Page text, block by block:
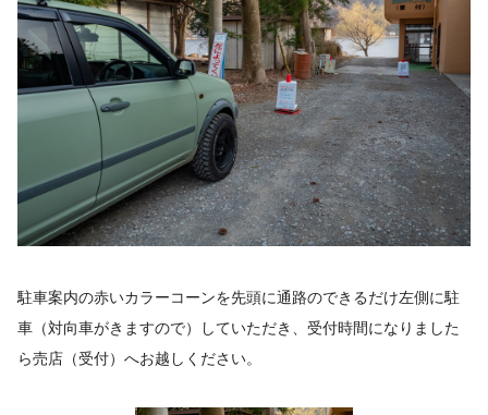
駐車案内の赤いカラーコーンを先頭に通路のできるだけ左側に駐
車（対向車がきますので）していただき、受付時間になりました
ら売店（受付）へお越しください。